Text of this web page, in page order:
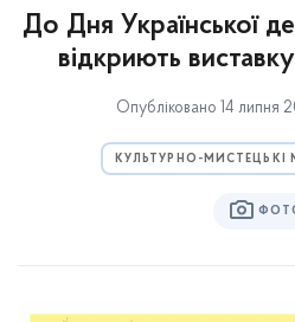
До Дня Української
відкриють
Опубліковано 14 липня
КУЛЬТУРНО-МИСТЕЦЬКІ